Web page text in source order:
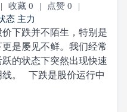
| 收藏 0 | 点赞 0
|
态 主力
下跌并不陌生，特别是
是屡见不鲜。我们经常
的状态下突然出现快速
线。 下跌是股价运行中